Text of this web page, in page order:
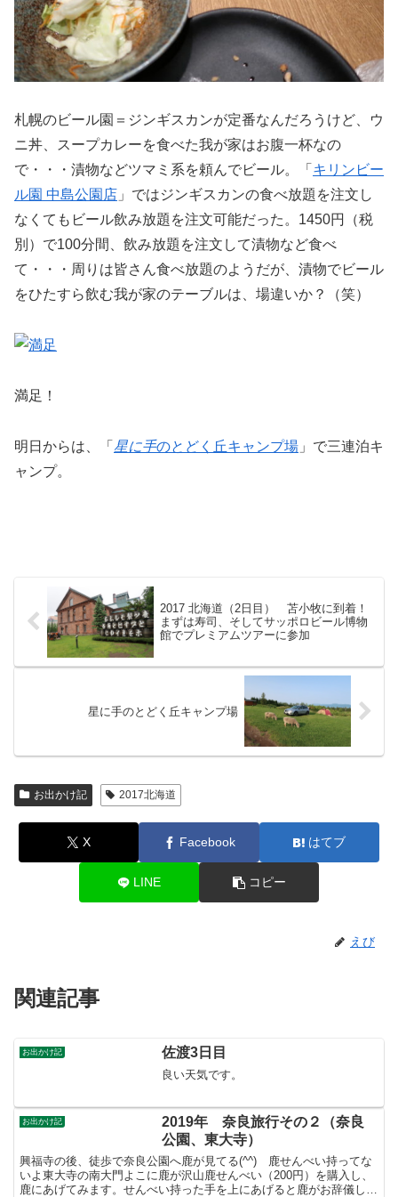
札幌のビール園＝ジンギスカンが定番なんだろうけど、ウ
ニ丼、スープカレーを食べた我が家はお腹一杯なの
で・・・漬物などツマミ系を頼んでビール。「 キリンビー
ル園 中島公園店 」ではジンギスカンの食べ放題を注文し
なくてもビール飲み放題を注文可能だった。1450円（税
別）で100分間、飲み放題を注文して漬物など食べ
て・・・周りは皆さん食べ放題のようだが、漬物でビール
をひたすら飲む我が家のテーブルは、場違いか？（笑）
満足！
明日からは、「 星に手のとどく丘キャンプ場 」で三連泊キ
ャンプ。
2017 北海道（2日目） 苫小牧に到着！
まずは寿司、そしてサッポロビール博物
館でプレミアムツアーに参加
星に手のとどく丘キャンプ場
お出かけ記 2017北海道
X Facebook はてブ
LINE コピー
えび
関連記事
お出かけ記 佐渡3日目
良い天気です。
お出かけ記
2019年 奈良旅行その２（奈良
公園、東大寺）
興福寺の後、徒歩で奈良公園へ鹿が見てる(^^) 鹿せんべい持ってな
いよ東大寺の南大門よこに鹿が沢山鹿せんべい（200円）を購入し、
鹿にあげてみます。せんべい持った手を上にあげると鹿がお辞儀して